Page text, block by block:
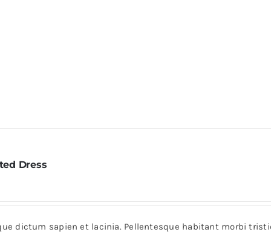
Dress
dictum sapien et lacinia. Pellentesque habitant morbi